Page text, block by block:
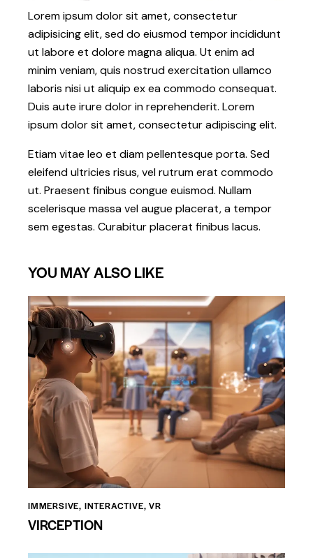
Lorem ipsum dolor sit amet, consectetur
adipisicing elit, sed do eiusmod tempor incididunt
ut labore et dolore magna aliqua. Ut enim ad
minim veniam, quis nostrud exercitation ullamco
laboris nisi ut aliquip ex ea commodo consequat.
Duis aute irure dolor in reprehenderit. Lorem
ipsum dolor sit amet, consectetur adipiscing elit.
Etiam vitae leo et diam pellentesque porta. Sed
eleifend ultricies risus, vel rutrum erat commodo
ut. Praesent finibus congue euismod. Nullam
scelerisque massa vel augue placerat, a tempor
sem egestas. Curabitur placerat finibus lacus.
YOU MAY ALSO LIKE
IMMERSIVE, INTERACTIVE,VR
VIRCEPTION